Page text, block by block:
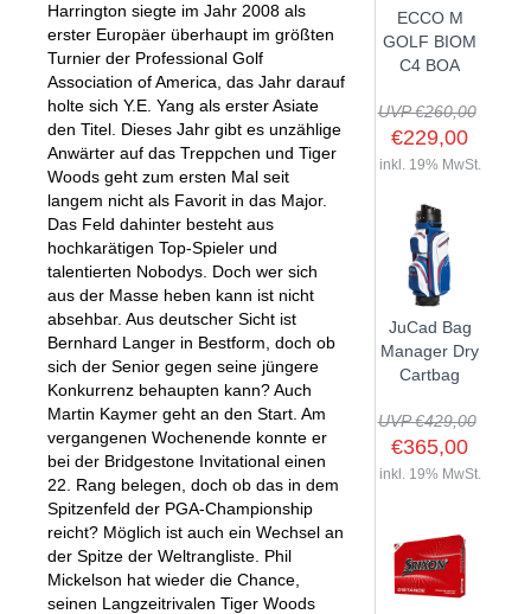
FAIRWAYHÖLZER
EISENSÄTZE
WEDGES
HYBRIDS
DRIVING EISEN
PUTTER
KINDER GOLFSCHLÄGER
KOMPLETTSETS
HEADS
SHAFTS
DEMOSCHLÄGER
CARTBAGS
STANDBAGS
TRAVELBAGS
SONSTIGE BAGS
TROLLIES
PUSH- & PULLTROLLIES
ELEKTROTROLLIES
TROLLEY ZUBEHÖR
BÄLLE
GOLFBÄLLE
LOGOBÄLLE
SCHUHE
HERREN GOLFSCHUHE
DAMEN GOLFSCHUHE
KINDER GOLFSCHUHE
BEKLEIDUNG
HERREN
DAMEN
CAPS
GÜRTEL & SOCKEN
HANDSCHUHE
HERREN GOLFHANDSCHUHE
DAMEN GOLFHANDSCHUHE
KINDER GOLFHANDSCHUHE
ZUBEHÖR
ENTFERNUNGSMESSER
REGENSCHIRME
HANDTÜCHER
ACCESSOIRES
TRAININGSHILFEN
MONTAGE
KOMPONENTEN
GRIFFE
GUTSCHEINE
GUTSCHEINE
SALE
GOLFSCHLÄGER
BAGS
TROLLIES
BÄLLE
SCHUHE
BEKLEIDUNG
HANDSCHUHE
ZUBEHÖR
EVENTS
GOLFKURSE
EVENTS
ANFRAGE
GUTSCHEINE
Harrington siegte im Jahr 2008 als
erster Europäer überhaupt im größten
Turnier der Professional Golf
Association of America, das Jahr darauf
holte sich Y.E. Yang als erster Asiate
den Titel. Dieses Jahr gibt es unzählige
Anwärter auf das Treppchen und Tiger
Woods geht zum ersten Mal seit
langem nicht als Favorit in das Major.
Das Feld dahinter besteht aus
hochkarätigen Top-Spieler und
talentierten Nobodys. Doch wer sich
aus der Masse heben kann ist nicht
absehbar. Aus deutscher Sicht ist
Bernhard Langer in Bestform, doch ob
sich der Senior gegen seine jüngere
Konkurrenz behaupten kann? Auch
Martin Kaymer geht an den Start. Am
vergangenen Wochenende konnte er
bei der Bridgestone Invitational einen
22. Rang belegen, doch ob das in dem
Spitzenfeld der PGA-Championship
reicht? Möglich ist auch ein Wechsel an
der Spitze der Weltrangliste. Phil
Mickelson hat wieder die Chance,
seinen Langzeitrivalen Tiger Woods
ECCO M
GOLF BIOM
C4 BOA
UVP €260,00
€229,00
inkl. 19% MwSt.
JuCad Bag
Manager Dry
Cartbag
UVP €429,00
€365,00
inkl. 19% MwSt.